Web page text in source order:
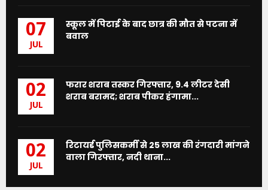
07
JUL
स्कूल में पिटाई के बाद छात्र की मौत से पटना में
बवाल
02
JUL
फरार शराब तस्कर गिरफ्तार, 9.4 लीटर देसी
शराब बरामद; शराब पीकर हंगामा...
02
JUL
रिटायर्ड पुलिसकर्मी से 25 लाख की रंगदारी मांगने
वाला गिरफ्तार, नदी थाना...